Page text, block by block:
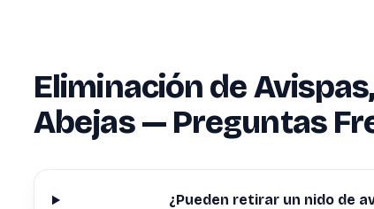
Eliminación de
Abejas — Preguntas
¿Pueden retirar un nido de